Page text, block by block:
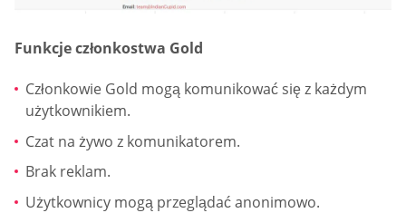
Funkcje członkostwa Gold
Członkowie Gold mogą komunikować się z każdym
użytkownikiem.
Czat na żywo z komunikatorem.
Brak reklam.
Użytkownicy mogą przeglądać anonimowo.